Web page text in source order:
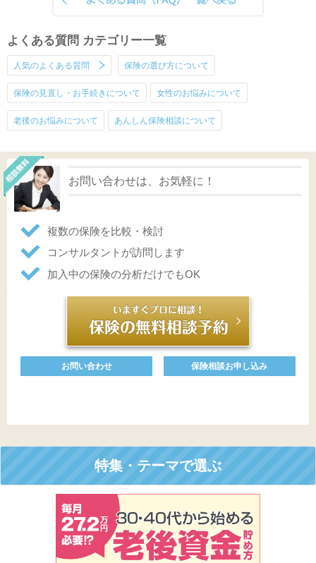
よくある質問 カテゴリー一覧
人気のよくある質問 保険の選び方について
保険の見直し・お手続きについて 女性のお悩みについて
老後のお悩みについて あんしん保険相談について
お問い合わせは、お気軽に！
複数の保険を比較・検討
コンサルタントが訪問します
加入中の保険の分析だけでもOK
お問い合わせ 保険相談お申し込み
特集・テーマで選ぶ